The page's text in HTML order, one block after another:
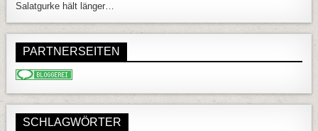
Salatgurke hält länger…
PARTNERSEITEN
SCHLAGWÖRTER